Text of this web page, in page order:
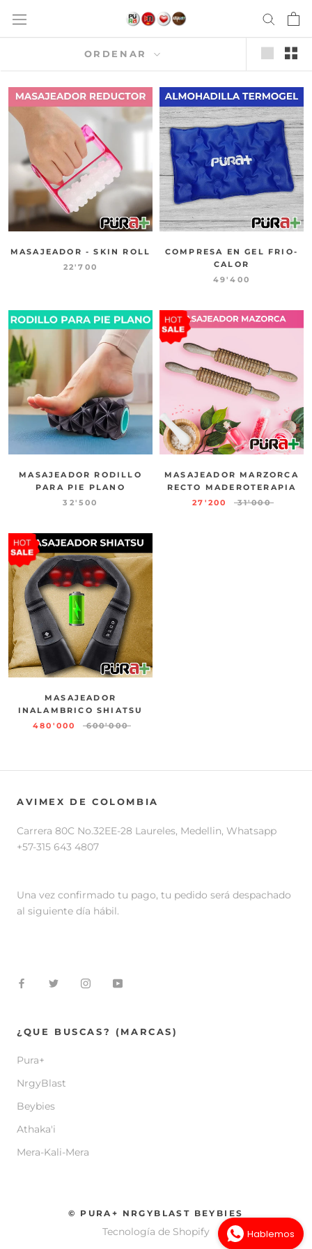
contenido
ORDENAR
MASAJEADOR - SKIN ROLL
22'700
COMPRESA EN GEL FRIO-
CALOR
49'400
MASAJEADOR RODILLO
PARA PIE PLANO
32'500
MASAJEADOR MARZORCA
RECTO MADEROTERAPIA
27'200
31'000
MASAJEADOR
INALAMBRICO SHIATSU
480'000
600'000
AVIMEX DE COLOMBIA
Carrera 80C No.32EE-28 Laureles, Medellin, Whatsapp
+57-315 643 4807
Una vez confirmado tu pago, tu pedido será despachado
al siguiente día hábil.
¿QUE BUSCAS? (MARCAS)
Pura+
NrgyBlast
Beybies
Athaka'i
Mera-Kali-Mera
© PURA+ NRGYBLAST BEYBIES
Tecnología de Shopify Hablemos